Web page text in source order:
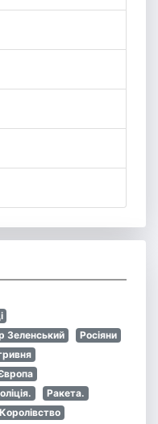
Зеленський
Росіяни
Ракета.